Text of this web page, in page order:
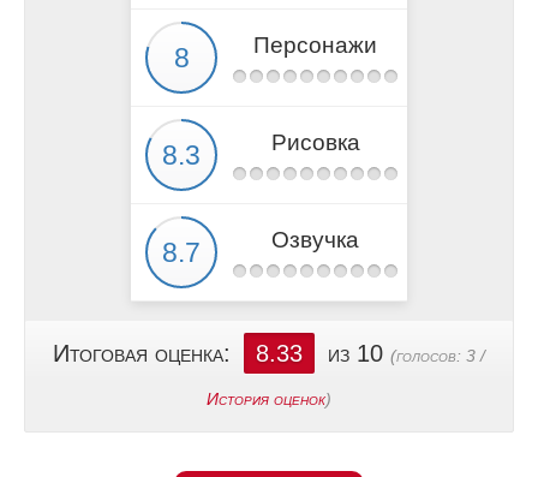
Персонажи
Рисовка
Озвучка
Итоговая оценка: 8.33 из 10 (голосов: 3 /
История оценок)